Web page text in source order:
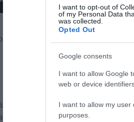
I want to opt-out of
of my Personal Data
was collected.
Opted Out
Google consents
I want to allow Google
web or device
I want to allow my
purposes.
(2026.07.07-én):
képest, a 95-ös benzin esetében
korábban.